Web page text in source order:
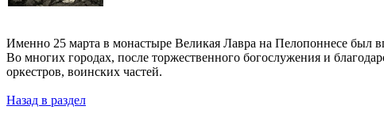
Именно 25 марта в монастыре Великая Лавра на Пелопоннесе был
Во многих городах, после торжественного богослужения и
оркестров, воинских частей.
Назад в раздел